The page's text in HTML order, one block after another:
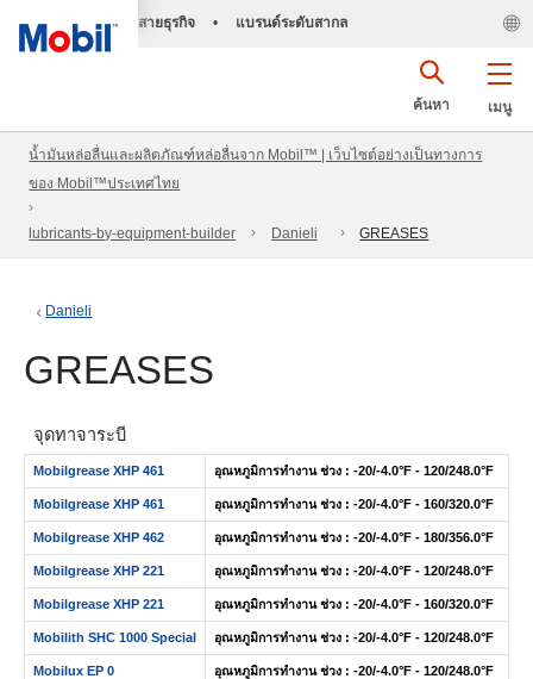
สายธุรกิจ • แบรนด์ระดับสากล
เมนู
ค้นหา
น้ำมันหล่อลื่นและผลิตภัณฑ์หล่อลื่นจาก Mobil™ | เว็บไซต์อย่างเป็นทางการ
ของ Mobil™ประเทศไทย
lubricants-by-equipment-builder Danieli GREASES
Danieli
GREASES
จุดทาจาระบี
Mobilgrease XHP 461 อุณหภูมิการทำงาน ช่วง : -20/-4.0°F - 120/248.0°F
Mobilgrease XHP 461 อุณหภูมิการทำงาน ช่วง : -20/-4.0°F - 160/320.0°F
Mobilgrease XHP 462 อุณหภูมิการทำงาน ช่วง : -20/-4.0°F - 180/356.0°F
Mobilgrease XHP 221 อุณหภูมิการทำงาน ช่วง : -20/-4.0°F - 120/248.0°F
Mobilgrease XHP 221 อุณหภูมิการทำงาน ช่วง : -20/-4.0°F - 160/320.0°F
Mobilith SHC 1000 Special อุณหภูมิการทำงาน ช่วง : -20/-4.0°F - 120/248.0°F
Mobilux EP 0 อุณหภูมิการทำงาน ช่วง : -20/-4.0°F - 120/248.0°F